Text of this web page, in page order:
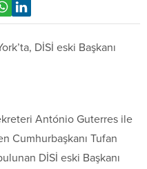
DİSİ eski Başkanı
António Guterres ile
Cumhurbaşkanı Tufan
DİSİ eski Başkanı